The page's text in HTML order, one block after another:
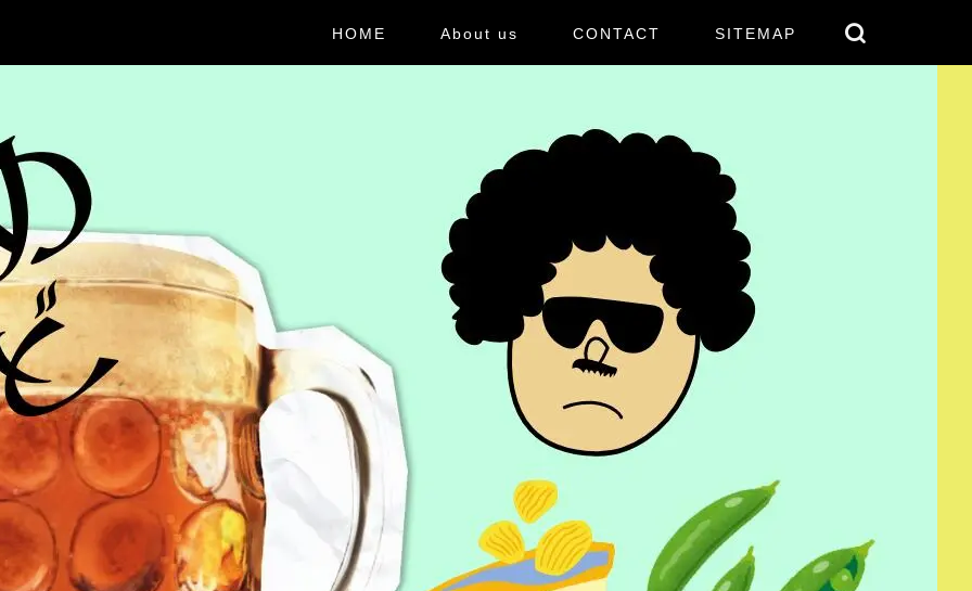
HOME About us CONTACT SITEMAP